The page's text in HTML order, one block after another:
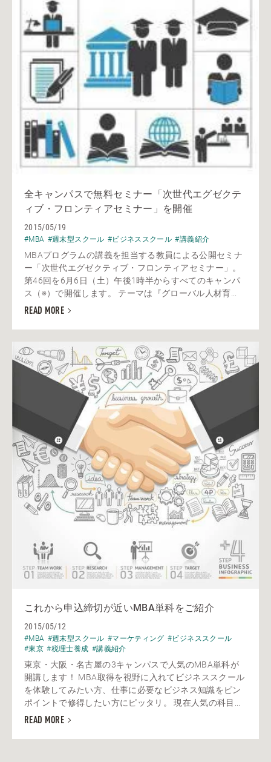
全キャンパスで無料セミナー「次世代エグゼクテ
ィブ・フロンティアセミナー」を開催
2015/05/19
#MBA #週末型スクール #ビジネススクール #講義紹介
MBAプログラムの講義を担当する教員による公開セミナ
ー「次世代エグゼクティブ・フロンティアセミナー」。
第46回を6月6日（土）午後1時半からすべてのキャンパ
ス（※）で開催します。 テーマは『グローバル人材育...
READ MORE
これから申込締切が近いMBA単科をご紹介
2015/05/12
#MBA #週末型スクール #マーケティング #ビジネススクール
#東京 #税理士養成 #講義紹介
東京・大阪・名古屋の3キャンパスで人気のMBA単科が
開講します！ MBA取得を視野に入れてビジネススクール
を体験してみたい方、仕事に必要なビジネス知識をピン
ポイントで修得したい方にピッタリ。 現在人気の科目...
READ MORE